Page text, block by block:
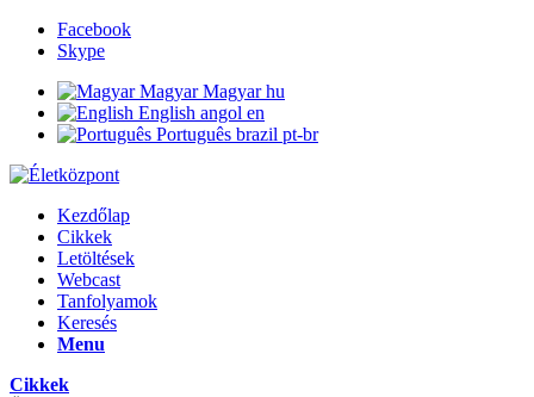
Facebook
Skype
Magyar Magyar hu
English angol en
Português brazil pt-br
Kezdőlap
Cikkek
Letöltések
Webcast
Tanfolyamok
Keresés
Menu
Cikkek